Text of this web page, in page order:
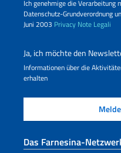
Ich genehmige die Verarbeitung
Datenschutz-Grundverordnung
Juni 2003 Privacy Note Legali
Ja, ich möchte den
Informationen über die
erhalten
Das Farnesina-